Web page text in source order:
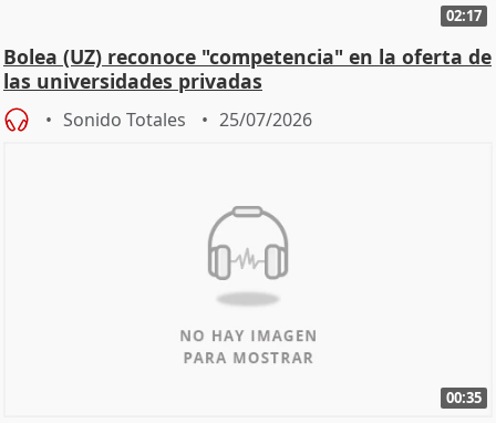
02:17
Bolea (UZ) reconoce "competencia" en la oferta de
las universidades privadas
Sonido Totales 25/07/2026
00:35